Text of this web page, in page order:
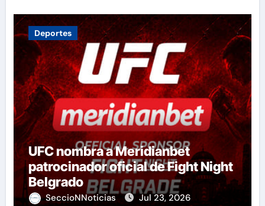
Deportes
UFC nombra a Meridianbet
patrocinador oficial de Fight Night
Belgrado
SeccioNNoticias Jul 23, 2026